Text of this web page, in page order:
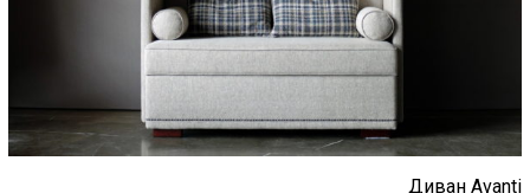
Диван Avanti